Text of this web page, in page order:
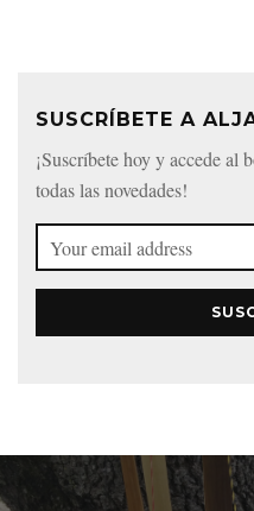
SUSCRÍBETE A
¡Suscríbete hoy y accede al
todas las novedades!